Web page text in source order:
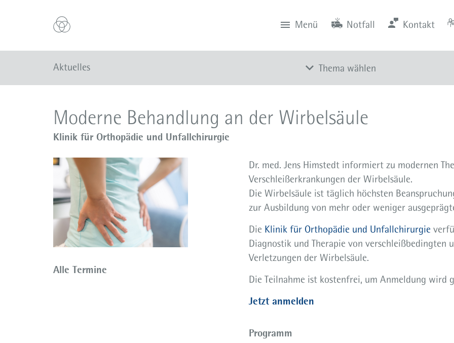
Menü Notfall Kontakt
Aktuelles Thema wählen
Veranstaltungen
Zum YouTube-Kanal
Presse
Mediathek
Moderne Behandlung an der Wirbelsäule
Klinik für Orthopädie und Unfallchirurgie
Alle Termine
Dr. med. Jens Himstedt informiert zu modernen
Verschleißerkrankungen der Wirbelsäule.
Die Wirbelsäule ist täglich höchsten
zur Ausbildung von mehr oder weniger
Die Klinik für Orthopädie und Unfallchirurgie
Diagnostik und Therapie von verschleißbedingten
Verletzungen der Wirbelsäule.
Die Teilnahme ist kostenfrei, um Anmeldung wird
Jetzt anmelden
Programm